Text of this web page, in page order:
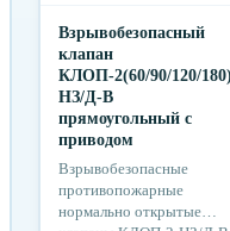
проникать в помещение
либо из него.
Взрывобезопасный
клапан
КЛОП-2(60/90/120/
НЗ/Д-В
прямоугольный с
приводом
Взрывобезопасные
противопожарные
нормально открытые